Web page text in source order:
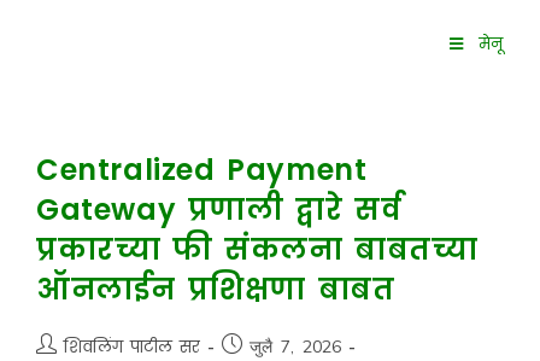
मेनू
Centralized Payment
Gateway प्रणाली द्वारे सर्व
प्रकारच्या फी संकलना बाबतच्या
ऑनलाईन प्रशिक्षणा बाबत
शिवलिंग पाटील सर जुलै 7, 2026